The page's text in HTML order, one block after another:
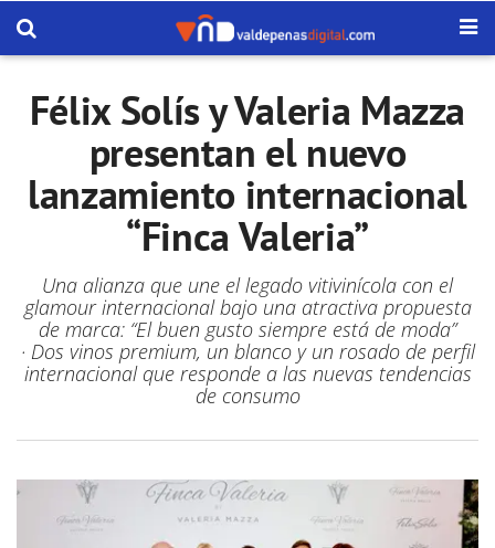
Félix Solís y Valeria Mazza
presentan el nuevo
lanzamiento internacional
“Finca Valeria”
Una alianza que une el legado vitivinícola con el
glamour internacional bajo una atractiva propuesta
de marca: “El buen gusto siempre está de moda”
· Dos vinos premium, un blanco y un rosado de perfil
internacional que responde a las nuevas tendencias
de consumo